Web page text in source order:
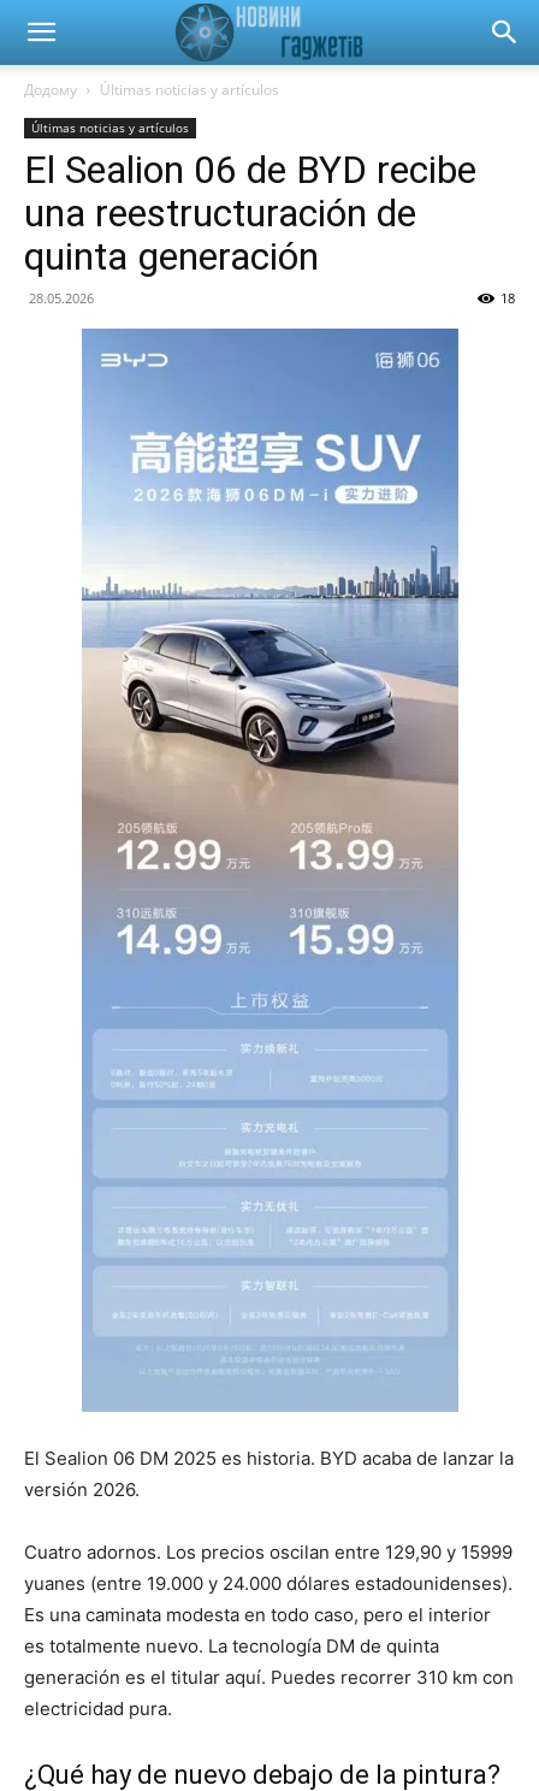
Новини
гаджетів
автомобілів
Додому Últimas noticias y artículos
Últimas noticias y artículos
El Sealion 06 de BYD recibe
una reestructuración de
quinta generación
28.05.2026 18
El Sealion 06 DM 2025 es historia. BYD acaba de lanzar la
versión 2026.
Cuatro adornos. Los precios oscilan entre 129,90 y 15999
yuanes (entre 19.000 y 24.000 dólares estadounidenses).
Es una caminata modesta en todo caso, pero el interior
es totalmente nuevo. La tecnología DM de quinta
generación es el titular aquí. Puedes recorrer 310 km con
electricidad pura.
¿Qué hay de nuevo debajo de la pintura?